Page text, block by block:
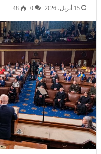
15 أبريل، 2026 0
48